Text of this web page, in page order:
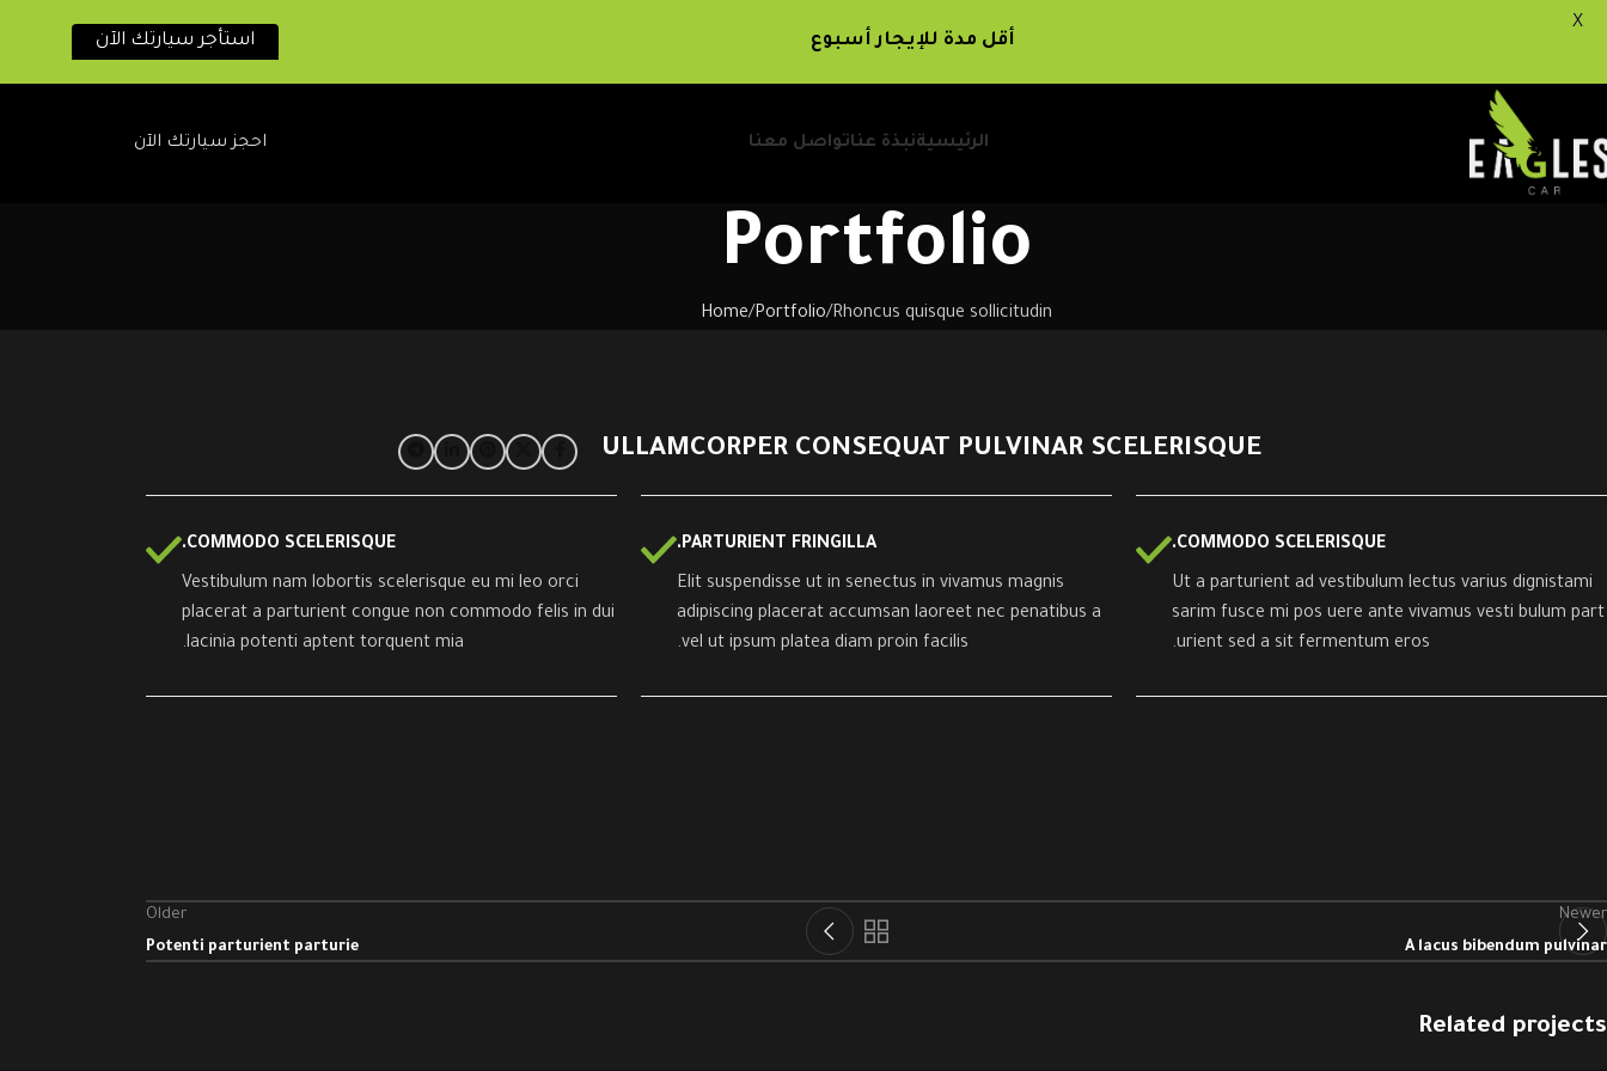
الرئيسيةنبذة عناتواصل معنا احجز سيارتك الآن
Portfolio
Home Portfolio Rhoncus quisque sollicitudin
ULLAMCORPER CONSEQUAT PULVINAR SCELERISQUE
COMMODO SCELERISQUE.
Ut a parturient ad vestibulum lectus varius dignistami
sarim fusce mi pos uere ante vivamus vesti bulum part
urient sed a sit fermentum eros.
PARTURIENT FRINGILLA.
Elit suspendisse ut in senectus in vivamus magnis
adipiscing placerat accumsan laoreet nec penatibus a
vel ut ipsum platea diam proin facilis.
COMMODO SCELERISQUE.
Vestibulum nam lobortis scelerisque eu mi leo orci
placerat a parturient congue non commodo felis in dui
lacinia potenti aptent torquent mia.
Newer
A lacus bibendum pulvinar
Older
Potenti parturient parturie
Related projects
أقل مدة للإيجار أسبوع استأجر سيارتك الآن
X